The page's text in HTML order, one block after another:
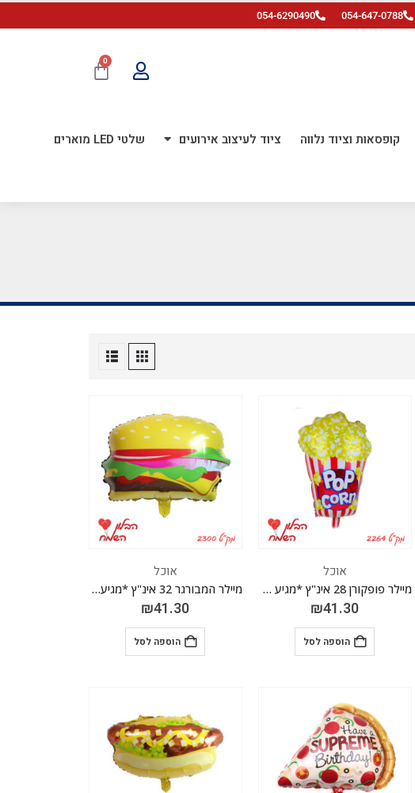
054-647-0788
054-6290490
0
קופסאות וציוד נלווה ציוד לעיצוב אירועים שלטי LED מוארים
אוכל
מיילר פופקורן 28 אינ"ץ *מגיע בסיטונאות חבילה של 5 יח'*
₪41.30
הוספה לסל
אוכל
מיילר המבורגר 32 אינ"ץ *מגיע בסיטונאות חבילה של 5 יח'*
₪41.30
הוספה לסל